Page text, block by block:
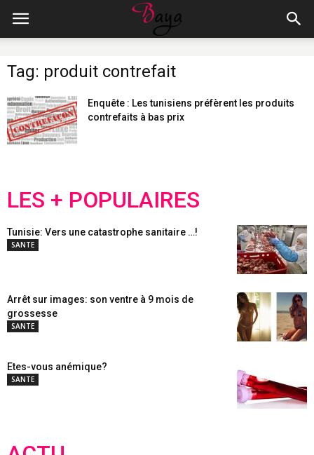
Tag: produit contrefait
Enquête : Les tunisiens préfèrent les produits
contrefaits à bas prix
LES + POPULAIRES
Tunisie: Vers une catastrophe sanitaire …!
SANTE
Arrêt sur images: son ventre à 9 mois de
grossesse
SANTE
Etes-vous anémique?
SANTE